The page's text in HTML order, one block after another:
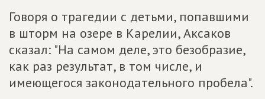
Говоря о трагедии с детьми, попавшими
в шторм на озере в Карелии, Аксаков
сказал: "На самом деле, это безобразие,
как раз результат, в том числе, и
имеющегося законодательного пробела".